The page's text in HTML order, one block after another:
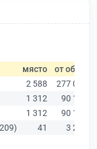
място от общо
2 588
277 019
1 312
90 178
1 312
90 178
41 3 288